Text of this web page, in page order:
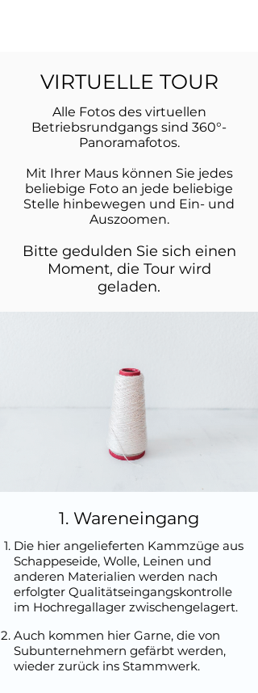
VIRTUELLE TOUR
Alle Fotos des virtuellen
Betriebsrundgangs sind 360°-
Panoramafotos.
Mit Ihrer Maus können Sie jedes
beliebige Foto an jede beliebige
Stelle hinbewegen und Ein- und
Auszoomen.
Bitte gedulden Sie sich einen
Moment, die Tour wird
geladen.
1. Wareneingang
Die hier angelieferten Kammzüge aus
Schappeseide, Wolle, Leinen und
anderen Materialien werden nach
erfolgter Qualitätseingangskontrolle
im Hochregallager zwischengelagert.
Auch kommen hier Garne, die von
Subunternehmern gefärbt werden,
wieder zurück ins Stammwerk.